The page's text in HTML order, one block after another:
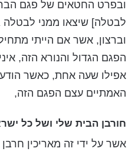
ובפרט החטאים של פגם
לבטלה] שיצאו ממני לבטלה
וברצון, אשר אם הייתי
הפגם הגדול והנורא הזה,
אפילו שעה אחת, כאשר
האמתיים עצם הפגם הזה,
חורבן הבית שלי ושל כל
אשר על ידי זה מאריכין